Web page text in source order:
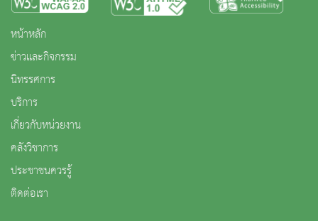
หน้าหลัก
ข่าวและกิจกรรม
นิทรรศการ
บริการ
เกี่ยวกับหน่วยงาน
คลังวิชาการ
ประชาชนควรรู้
ติดต่อเรา